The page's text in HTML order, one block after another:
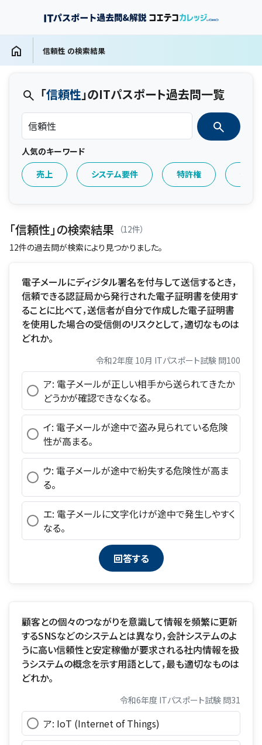
信頼性 の検索結果
「信頼性」のITパスポート過去問一覧
人気のキーワード
売上
システム要件 特許権 セキ
「信頼性」の検索結果
（12件）
12件の過去問が検索により見つかりました。
電子メールにディジタル署名を付与して送信するとき，
信頼できる認証局から発行された電子証明書を使用す
ることに比べて，送信者が自分で作成した電子証明書
を使用した場合の受信側のリスクとして，適切なものは
どれか。
令和2年度 10月 ITパスポート試験 問100
ア: 電子メールが正しい相手から送られてきたか
どうかが確認できなくなる。
イ: 電子メールが途中で盗み見られている危険
性が高まる。
ウ: 電子メールが途中で紛失する危険性が高ま
る。
エ: 電子メールに文字化けが途中で発生しやすく
なる。
顧客との個々のつながりを意識して情報を頻繁に更新
するSNSなどのシステムとは異なり，会計システムのよ
うに高い信頼性と安定稼働が要求される社内情報を扱
うシステムの概念を示す用語として，最も適切なものは
どれか。
令和6年度 ITパスポート試験 問31
ア: IoT (Internet of Things)